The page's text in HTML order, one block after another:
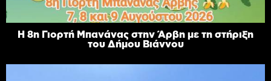
Η 8η Γιορτή Μπανάνας στην Άρβη με τη στήριξη
του Δήμου Βιάννου